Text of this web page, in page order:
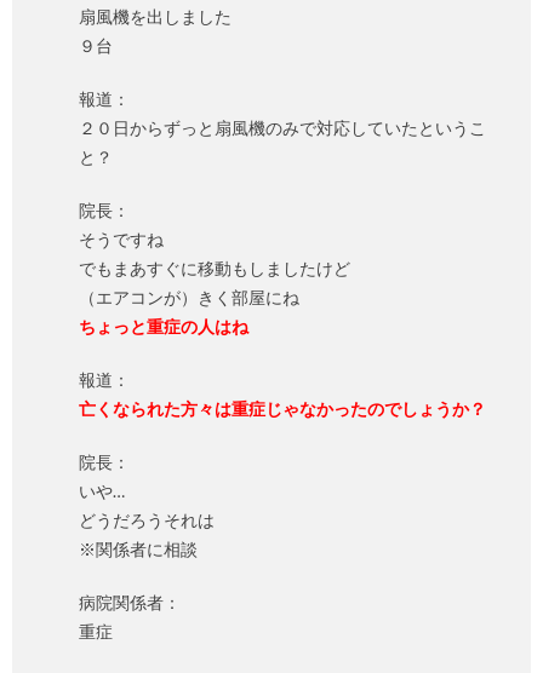
扇風機を出しました
９台
報道：
２０日からずっと扇風機のみで対応していたというこ
と？
院長：
そうですね
でもまあすぐに移動もしましたけど
（エアコンが）きく部屋にね
ちょっと重症の人はね
報道：
亡くなられた方々は重症じゃなかったのでしょうか？
院長：
いや…
どうだろうそれは
※関係者に相談
病院関係者：
重症